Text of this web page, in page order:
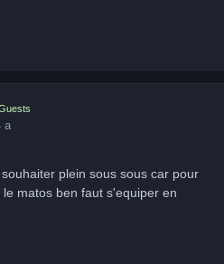
a
plein sous sous car pour
matos ben faut s'equiper en